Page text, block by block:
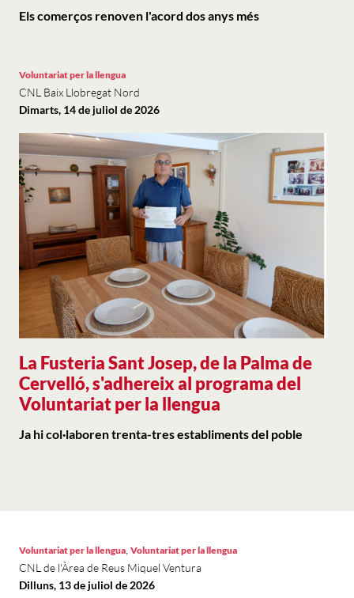
Els comerços renoven l'acord dos anys més
La Fusteria Sant Josep, de la Palma de
Cervelló, s'adhereix al programa del
Voluntariat per la llengua
Voluntariat per la llengua
CNL Baix Llobregat Nord
Dimarts, 14 de juliol de 2026
Ja hi col·laboren trenta-tres establiments del poble
Voluntariat per la llengua Voluntariat per la llengua
CNL de l'Àrea de Reus Miquel Ventura
Dilluns, 13 de juliol de 2026